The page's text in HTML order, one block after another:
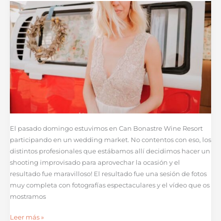
El pasado domingo estuvimos en Can Bonastre Wine Resort
participando en un wedding market. No contentos con eso, los
distintos profesionales que estábamos allí decidimos hacer un
shooting improvisado para aprovechar la ocasión y el
resultado fue maravilloso! El resultado fue una sesión de fotos
muy completa con fotografías espectaculares y el vídeo que os
mostramos
Slowl
Leer más »